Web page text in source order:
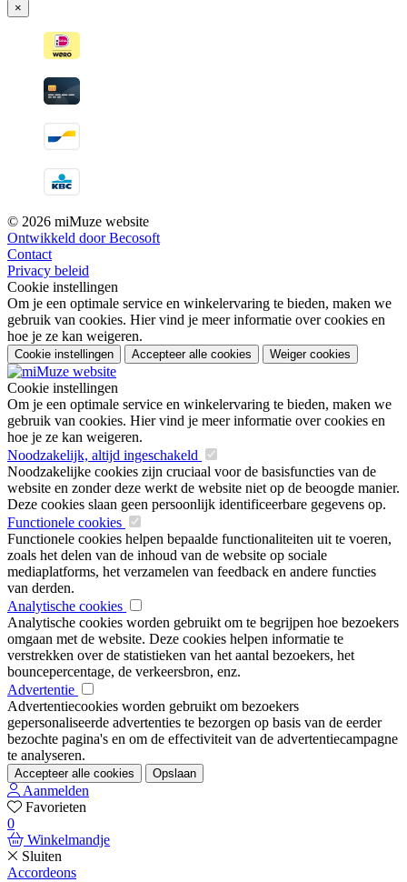
×
© 2026 miMuze website
Ontwikkeld door Becosoft
Contact
Privacy beleid
Cookie instellingen
Om je een optimale service en winkelervaring te bieden, maken we
gebruik van cookies. Hier vind je meer informatie over cookies en
hoe je ze kan weigeren.
Cookie instellingen Accepteer alle cookies Weiger cookies
Cookie instellingen
Om je een optimale service en winkelervaring te bieden, maken we
gebruik van cookies. Hier vind je meer informatie over cookies en
hoe je ze kan weigeren.
Noodzakelijk, altijd ingeschakeld
Noodzakelijke cookies zijn cruciaal voor de basisfuncties van de
website en zonder deze werkt de website niet op de beoogde manier.
Deze cookies slaan geen persoonlijk identificeerbare gegevens op.
Functionele cookies
Functionele cookies helpen bepaalde functionaliteiten uit te voeren,
zoals het delen van de inhoud van de website op sociale
mediaplatforms, het verzamelen van feedback en andere functies
van derden.
Analytische cookies
Analytische cookies worden gebruikt om te begrijpen hoe bezoekers
omgaan met de website. Deze cookies helpen informatie te
verstrekken over de statistieken van het aantal bezoekers, het
bouncepercentage, de verkeersbron, enz.
Advertentie
Advertentiecookies worden gebruikt om bezoekers
gepersonaliseerde advertenties te bezorgen op basis van de eerder
bezochte pagina's en om de effectiviteit van de advertentiecampagne
te analyseren.
Accepteer alle cookies Opslaan
Aanmelden
Favorieten
0
Winkelmandje
Sluiten
Accordeons